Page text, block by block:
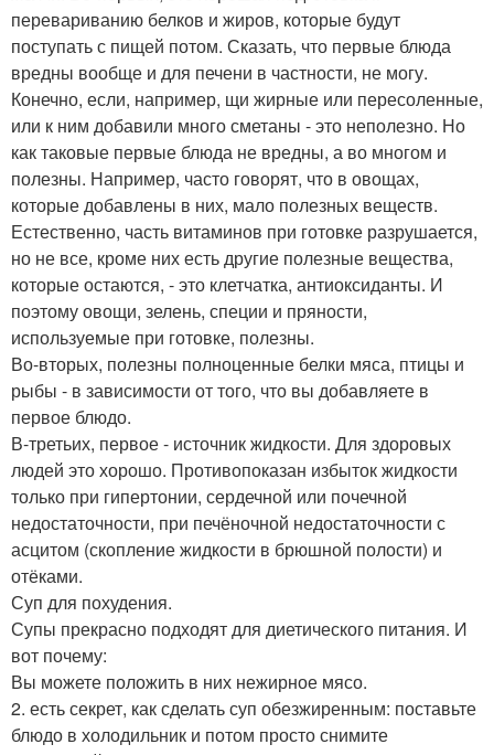
перевариванию белков и жиров, которые будут
поступать с пищей потом. Сказать, что первые блюда
вредны вообще и для печени в частности, не могу.
Конечно, если, например, щи жирные или пересоленные,
или к ним добавили много сметаны - это неполезно. Но
как таковые первые блюда не вредны, а во многом и
полезны. Например, часто говорят, что в овощах,
которые добавлены в них, мало полезных веществ.
Естественно, часть витаминов при готовке разрушается,
но не все, кроме них есть другие полезные вещества,
которые остаются, - это клетчатка, антиоксиданты. И
поэтому овощи, зелень, специи и пряности,
используемые при готовке, полезны.
Во-вторых, полезны полноценные белки мяса, птицы и
рыбы - в зависимости от того, что вы добавляете в
первое блюдо.
В-третьих, первое - источник жидкости. Для здоровых
людей это хорошо. Противопоказан избыток жидкости
только при гипертонии, сердечной или почечной
недостаточности, при печёночной недостаточности с
асцитом (скопление жидкости в брюшной полости) и
отёками.
Суп для похудения.
Супы прекрасно подходят для диетического питания. И
вот почему:
Вы можете положить в них нежирное мясо.
2. есть секрет, как сделать суп обезжиренным: поставьте
блюдо в холодильник и потом просто снимите